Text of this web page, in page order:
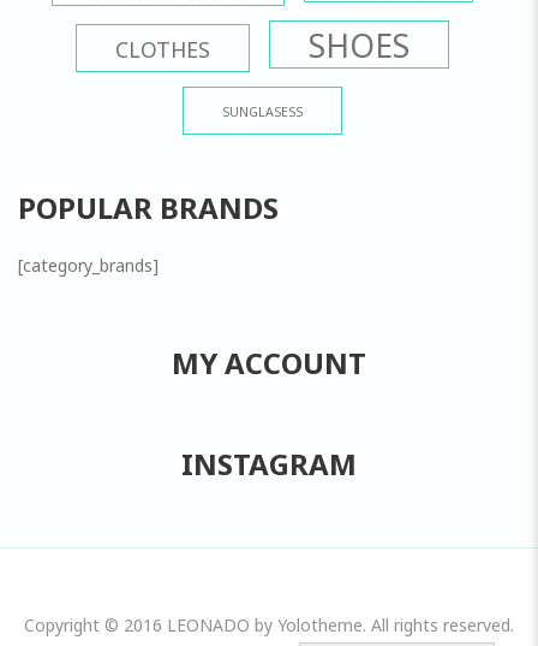
CLOTHES SHOES
SUNGLASESS
POPULAR BRANDS
[category_brands]
MY ACCOUNT
INSTAGRAM
Copyright © 2016 LEONADO by Yolotheme. All rights reserved.